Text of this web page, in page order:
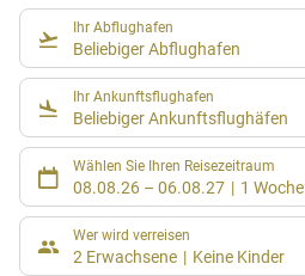
Ihr Abflughafen
Beliebiger Abflughafen
Ihr Ankunftsflughafen
Beliebiger Ankunftsflughäfen
Wählen Sie Ihren Reisezeitraum
08.08.26 – 06.08.27 1 Woche
Wer wird verreisen
2 Erwachsene Keine Kinder